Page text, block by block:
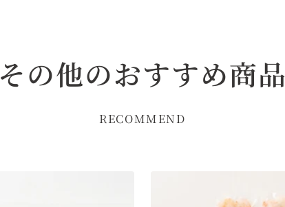
その他のおすすめ商品
RECOMMEND